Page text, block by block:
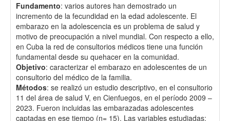
Fundamento: varios autores han demostrado un
incremento de la fecundidad en la edad adolescente. El
embarazo en la adolescencia es un problema de salud y
motivo de preocupación a nivel mundial. Con respecto a ello,
en Cuba la red de consultorios médicos tiene una función
fundamental desde su quehacer en la comunidad.
Objetivo: caracterizar el embarazo en adolescentes de un
consultorio del médico de la familia.
Métodos: se realizó un estudio descriptivo, en el consultorio
11 del área de salud V, en Cienfuegos, en el período 2009 –
2023. Fueron incluidas las embarazadas adolescentes
captadas en ese tiempo (n= 15). Las variables estudiadas: